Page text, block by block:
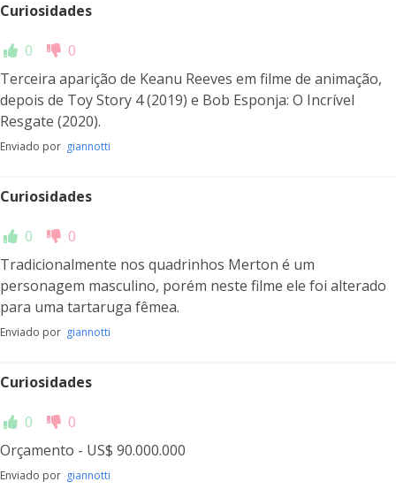
Curiosidades
0
0
Terceira aparição de Keanu Reeves em filme de animação,
depois de Toy Story 4 (2019) e Bob Esponja: O Incrível
Resgate (2020).
Enviado por giannotti
Curiosidades
0
0
Tradicionalmente nos quadrinhos Merton é um
personagem masculino, porém neste filme ele foi alterado
para uma tartaruga fêmea.
Enviado por giannotti
Curiosidades
0
0
Orçamento - US$ 90.000.000
Enviado por giannotti